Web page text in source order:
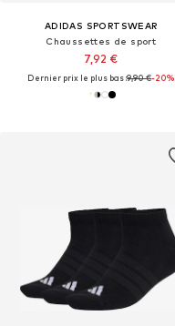
ADIDAS SPORTSWEAR
Chaussettes de sport
7,92 €
Dernier prix le plus bas :9,90 €-20%